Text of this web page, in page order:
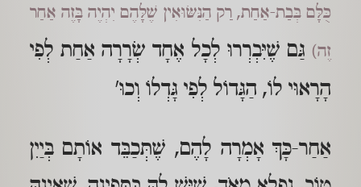
כֻּלָּם בְּבַת-אַחַת, רַק הַנִּשּׂוּאִין שֶׁלָּהֶם יִהְיֶה בָּזֶה אַחַר
זֶה) גַּם שֶׁיִּבְרְרוּ לְכָל אֶחָד שְׂרָרָה אַחַת לְפִי
הָרָאוּי לוֹ, הַגָּדוֹל לְפִי גָּדְלוֹ וְכוּ'
אַחַר-כָּךְ אָמְרָה לָהֶם, שֶׁתְּכַבֵּד אוֹתָם בְּיַיִן